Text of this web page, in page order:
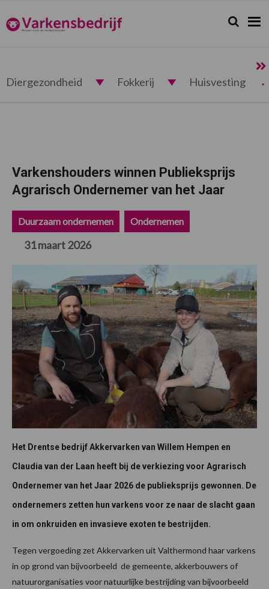
de
hoofdnavigatie
de
hoofd
de
eerste
de
voettekst
Varkensbedrijf.nl Zoeken...
Zoek
Diergezondheid Fokkerij Huisvesting
Varkenshouders winnen Publieksprijs
Agrarisch Ondernemer van het Jaar
Duurzaam ondernemen Ondernemen
31 maart 2026
Het Drentse bedrijf Akkervarken van Willem Hempen en
Claudia van der Laan heeft bij de verkiezing voor Agrarisch
Ondernemer van het Jaar 2026 de publieksprijs gewonnen. De
ondernemers zetten hun varkens voor ze naar de slacht gaan
in om onkruiden en invasieve exoten te bestrijden.
Tegen vergoeding zet Akkervarken uit Valthermond haar varkens
in op grond van bijvoorbeeld de gemeente, akkerbouwers of
natuurorganisaties voor natuurlijke bestrijding van bijvoorbeeld